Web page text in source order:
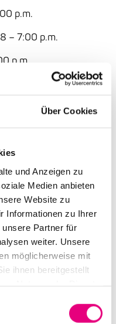
Über Cookies
und Anzeigen zu
Medien anbieten
Website zu
Informationen zu Ihrer
Partner für
weiter. Unsere
möglicherweise mit
ihnen bereitgestellt
p.m.
– 7:00 p.m.
p.m.
cl
8Karl-Ludwig-